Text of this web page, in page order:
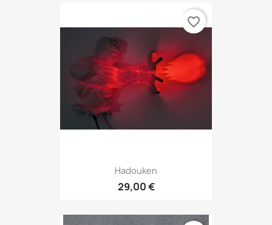
Hadouken
29,00 €
favorite_border